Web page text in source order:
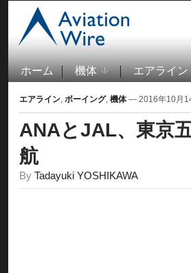
ホーム 機体 エアライン
エアライン, ボーイング, 機体— 2016年10月
ANAとJAL、東京
航
By Tadayuki YOSHIKAWA